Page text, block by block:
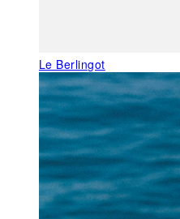
Le Berlingot